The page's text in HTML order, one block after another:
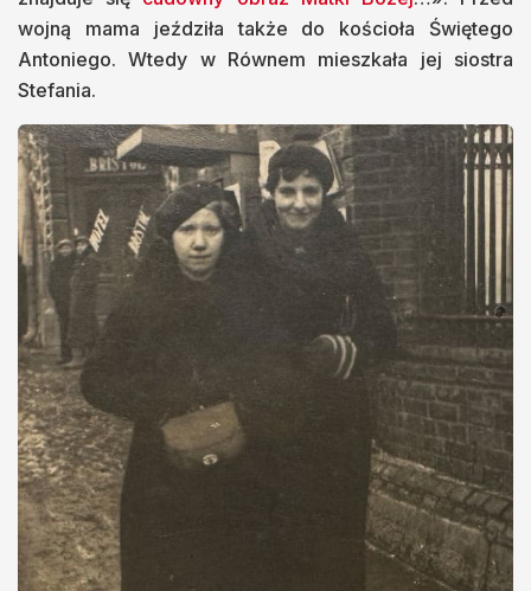
wojną mama jeździła także do kościoła Świętego
Antoniego. Wtedy w Równem mieszkała jej siostra
Stefania.